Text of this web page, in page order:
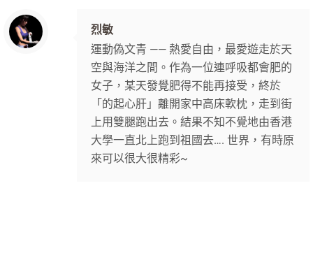
烈敏
運動偽文青 —— 熱愛自由，最愛遊走於天
空與海洋之間。作為一位連呼吸都會肥的
女子，某天發覺肥得不能再接受，終於
「的起心肝」離開家中高床軟枕，走到街
上用雙腿跑出去。結果不知不覺地由香港
大學一直北上跑到祖國去…. 世界，有時原
來可以很大很精彩~